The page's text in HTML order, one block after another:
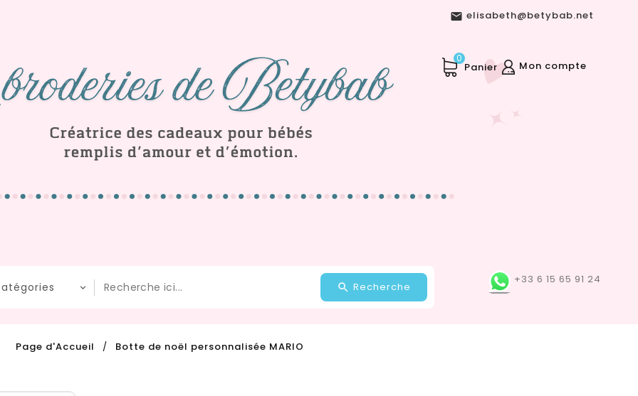
 elisabeth@betybab.net
Mon compte
Panier
0
+33 6 15 65 91 24
Recherche
Page d'Accueil Botte de noël personnalisée MARIO